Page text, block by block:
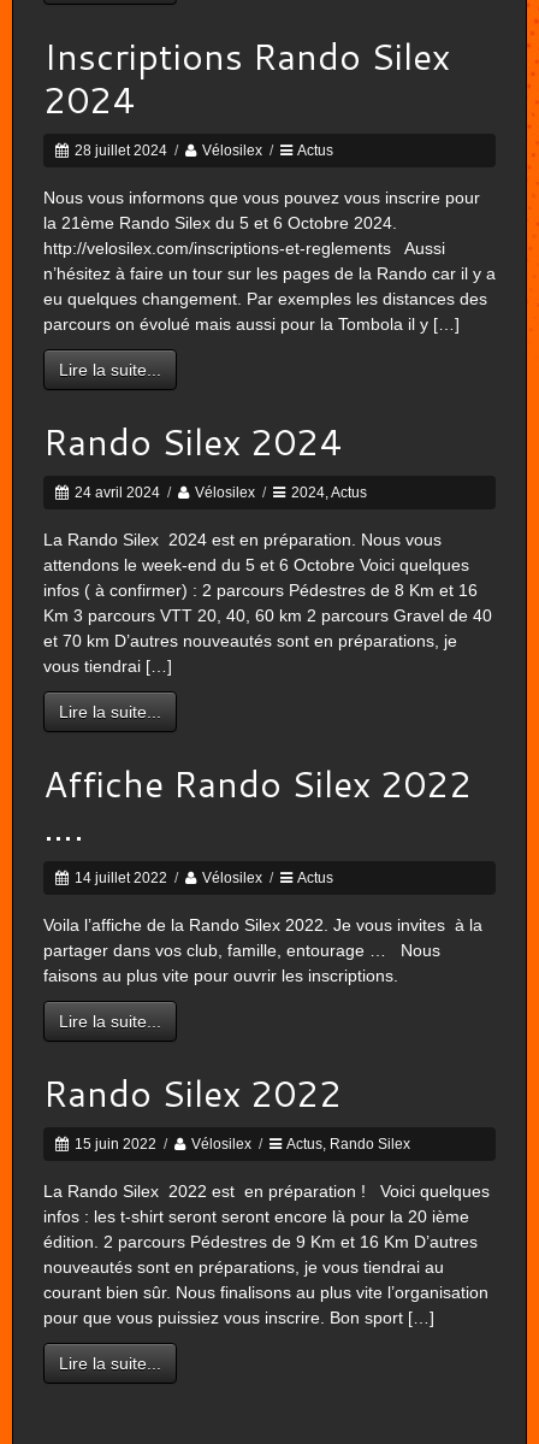
Inscriptions Rando Silex
2024
28 juillet 2024 / Vélosilex / Actus
Nous vous informons que vous pouvez vous inscrire pour
la 21ème Rando Silex du 5 et 6 Octobre 2024.
http://velosilex.com/inscriptions-et-reglements Aussi
n’hésitez à faire un tour sur les pages de la Rando car il y a
eu quelques changement. Par exemples les distances des
parcours on évolué mais aussi pour la Tombola il y […]
Lire la suite...
Rando Silex 2024
24 avril 2024 / Vélosilex / 2024,Actus
La Rando Silex 2024 est en préparation. Nous vous
attendons le week-end du 5 et 6 Octobre Voici quelques
infos ( à confirmer) : 2 parcours Pédestres de 8 Km et 16
Km 3 parcours VTT 20, 40, 60 km 2 parcours Gravel de 40
et 70 km D’autres nouveautés sont en préparations, je
vous tiendrai […]
Lire la suite...
Affiche Rando Silex 2022
….
14 juillet 2022 / Vélosilex / Actus
Voila l’affiche de la Rando Silex 2022. Je vous invites à la
partager dans vos club, famille, entourage … Nous
faisons au plus vite pour ouvrir les inscriptions.
Lire la suite...
Rando Silex 2022
15 juin 2022 / Vélosilex / Actus, Rando Silex
La Rando Silex 2022 est en préparation ! Voici quelques
infos : les t-shirt seront seront encore là pour la 20 ième
édition. 2 parcours Pédestres de 9 Km et 16 Km D’autres
nouveautés sont en préparations, je vous tiendrai au
courant bien sûr. Nous finalisons au plus vite l’organisation
pour que vous puissiez vous inscrire. Bon sport […]
Lire la suite...